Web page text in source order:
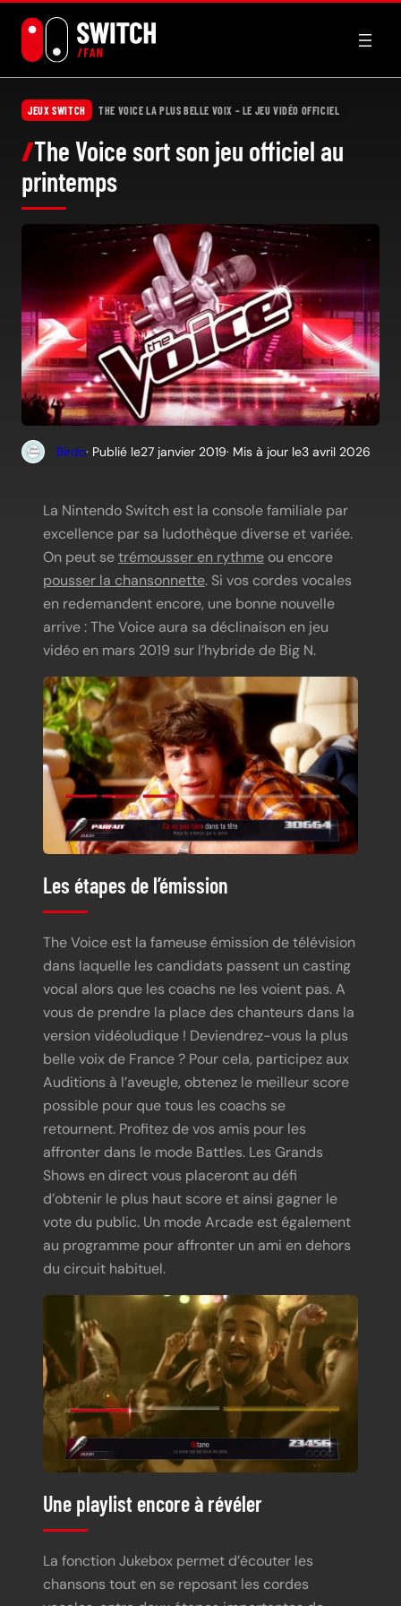
contenu
JEUX SWITCH THE VOICE LA PLUS BELLE VOIX – LE JEU VIDÉO OFFICIEL
The Voice sort son jeu officiel au
printemps
Birdo· Publié le27 janvier 2019· Mis à jour le3 avril 2026
La Nintendo Switch est la console familiale par
excellence par sa ludothèque diverse et variée.
On peut setrémousser en rythme ou encore
pousser la chansonnette. Si vos cordes vocales
en redemandent encore, une bonne nouvelle
arrive : The Voice aura sa déclinaison en jeu
vidéo en mars 2019 sur l’hybride de Big N.
Les étapes de l’émission
The Voice est la fameuse émission de télévision
dans laquelle les candidats passent un casting
vocal alors que les coachs ne les voient pas. A
vous de prendre la place des chanteurs dans la
version vidéoludique ! Deviendrez-vous la plus
belle voix de France ? Pour cela, participez aux
Auditions à l’aveugle, obtenez le meilleur score
possible pour que tous les coachs se
retournent. Profitez de vos amis pour les
affronter dans le mode Battles. Les Grands
Shows en direct vous placeront au défi
d’obtenir le plus haut score et ainsi gagner le
vote du public. Un mode Arcade est également
au programme pour affronter un ami en dehors
du circuit habituel.
Une playlist encore à révéler
La fonction Jukebox permet d’écouter les
chansons tout en se reposant les cordes